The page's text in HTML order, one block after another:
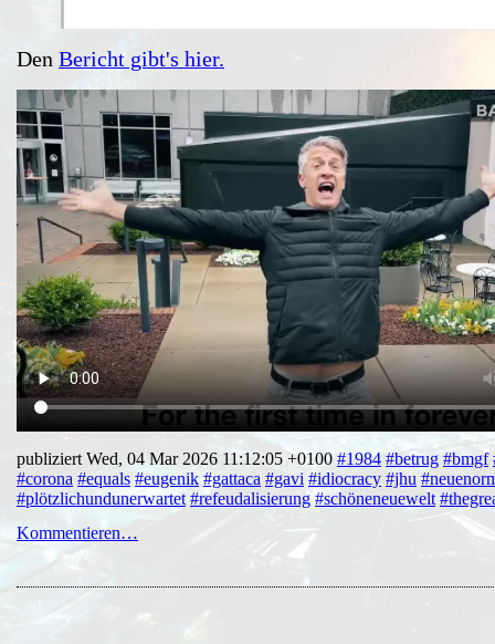
Den Bericht gibt's hier.
publiziert Wed, 04 Mar 2026 11:12:05 +0100 #1984 #betrug #bmgf
#corona #equals #eugenik #gattaca #gavi #idiocracy #jhu
#plötzlichundunerwartet #refeudalisierung #schöneneuewelt
Kommentieren…